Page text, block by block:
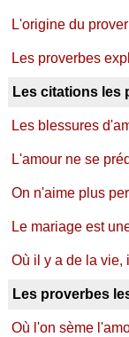
L'origine du
Les proverbes
Les citations les
Les blessures
L'amour ne se
On n'aime plus
Le mariage est
Où il y a de la vie,
Les proverbes
Où l'on sème